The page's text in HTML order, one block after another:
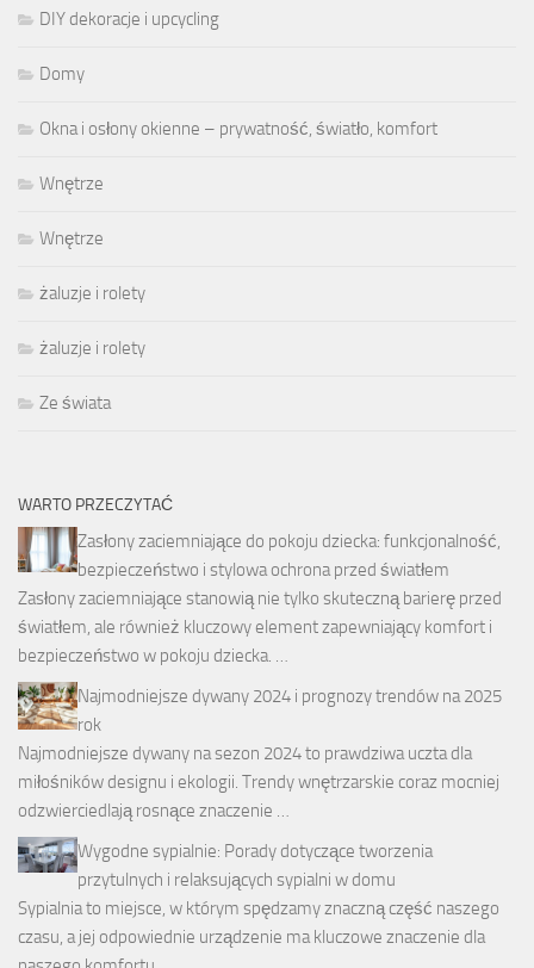
DIY dekoracje i upcycling
Domy
Okna i osłony okienne – prywatność, światło, komfort
Wnętrze
Wnętrze
żaluzje i rolety
żaluzje i rolety
Ze świata
WARTO PRZECZYTAĆ
Zasłony zaciemniające do pokoju dziecka: funkcjonalność,
bezpieczeństwo i stylowa ochrona przed światłem
Zasłony zaciemniające stanowią nie tylko skuteczną barierę przed
światłem, ale również kluczowy element zapewniający komfort i
bezpieczeństwo w pokoju dziecka. …
Najmodniejsze dywany 2024 i prognozy trendów na 2025
rok
Najmodniejsze dywany na sezon 2024 to prawdziwa uczta dla
miłośników designu i ekologii. Trendy wnętrzarskie coraz mocniej
odzwierciedlają rosnące znaczenie …
Wygodne sypialnie: Porady dotyczące tworzenia
przytulnych i relaksujących sypialni w domu
Sypialnia to miejsce, w którym spędzamy znaczną część naszego
czasu, a jej odpowiednie urządzenie ma kluczowe znaczenie dla